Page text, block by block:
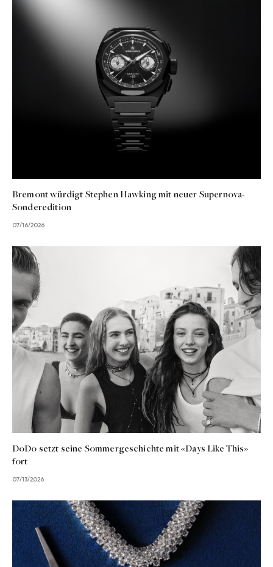
Bremont würdigt Stephen Hawking mit neuer Supernova-
Sonderedition
07/16/2026
DoDo setzt seine Sommergeschichte mit «Days Like This»
fort
07/13/2026